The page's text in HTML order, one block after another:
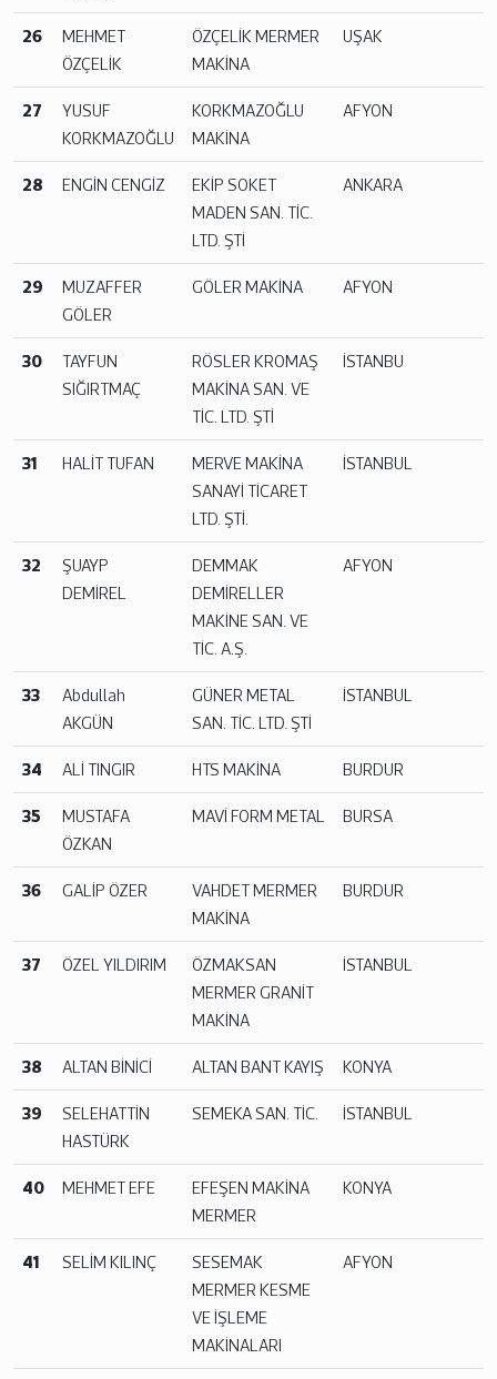
26
MEHMET
ÖZÇELİK
ÖZÇELİK MERMER
MAKİNA
UŞAK
27
YUSUF
KORKMAZOĞLU
KORKMAZOĞLU
MAKİNA
AFYON
28 ENGİN CENGİZ
EKİP SOKET
MADEN SAN. TİC.
LTD. ŞTİ
ANKARA
29
MUZAFFER
GÖLER
GÖLER MAKİNA AFYON
30
TAYFUN
SIĞIRTMAÇ
RÖSLER KROMAŞ
MAKİNA SAN. VE
TİC. LTD. ŞTİ
İSTANBU
31 HALİT TUFAN
MERVE MAKİNA
SANAYİ TİCARET
LTD. ŞTİ.
İSTANBUL
32
ŞUAYP
DEMİREL
DEMMAK
DEMİRELLER
MAKİNE SAN. VE
TİC. A.Ş.
AFYON
33
Abdullah
AKGÜN
GÜNER METAL
SAN. TİC. LTD. ŞTİ
İSTANBUL
34 ALİ TINGIR HTS MAKİNA BURDUR
35
MUSTAFA
ÖZKAN
MAVİ FORM METAL BURSA
36 GALİP ÖZER
VAHDET MERMER
MAKİNA
BURDUR
37 ÖZEL YILDIRIM
ÖZMAKSAN
MERMER GRANİT
MAKİNA
İSTANBUL
38 ALTAN BİNİCİ ALTAN BANT KAYIŞ KONYA
39
SELEHATTİN
HASTÜRK
SEMEKA SAN. TİC. İSTANBUL
40 MEHMET EFE
EFEŞEN MAKİNA
MERMER
KONYA
41 SELİM KILINÇ
SESEMAK
MERMER KESME
VE İŞLEME
MAKİNALARI
AFYON